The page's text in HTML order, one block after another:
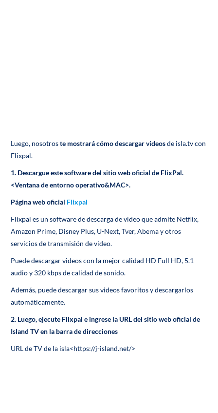
Luego, nosotroste mostrará cómo descargar videosde isla.tv con
Flixpal.
1. Descargue este software del sitio web oficial de FlixPal.
<Ventana de entorno operativo&MAC>.
Página web oficial Flixpal
Flixpal es un software de descarga de video que admite Netflix,
Amazon Prime, Disney Plus, U-Next, Tver, Abema y otros
servicios de transmisión de video.
Puede descargar videos con la mejor calidad HD Full HD, 5.1
audio y 320 kbps de calidad de sonido.
Además, puede descargar sus videos favoritos y descargarlos
automáticamente.
2. Luego, ejecute Flixpal e ingrese la URL del sitio web oficial de
Island TV en la barra de direcciones
URL de TV de la isla<https://j-island.net/>